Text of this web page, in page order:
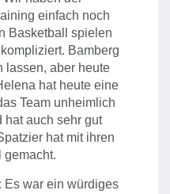
einfach noch
Basketball spielen
Bamberg
lassen, aber heute
hat heute eine
Team unheimlich
hat auch sehr gut
hat mit ihren
gemacht.
Es war ein würdiges